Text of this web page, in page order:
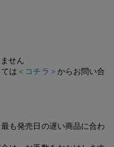
せん
は ＜コチラ＞ からお問い合
も発売日の遅い商品に合わ